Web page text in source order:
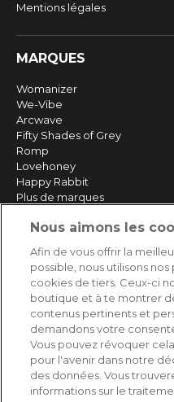
Mentions légales
MARQUES
Womanizer
We-Vibe
Arcwave
Fifty Shades of Grey
Romp
Lovehoney
Happy Rabbit
Plus de marques
SERVICE
Livraison rapide et gratuite
Retours & remboursements
Paiement sécurisé
AIDE
Nous aimons les
Afin de vous offrir la
possible, nous utilisons
cookies de tiers. Ceux-ci
boutique et à te montrer
contenus pertinents et
demandons votre
Vous pouvez révoquer
pour l'avenir dans notre
des données. Vous
informations sur le